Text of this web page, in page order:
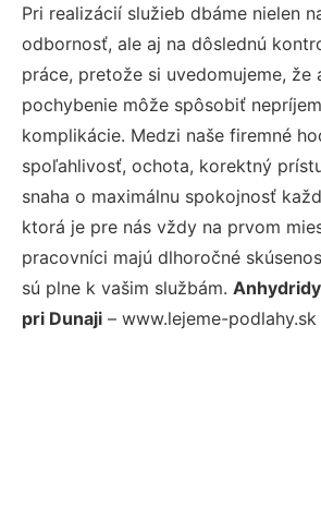
Pri realizácií služieb dbáme nielen
odbornosť, ale aj na dôslednú
práce, pretože si uvedomujeme, že
pochybenie môže spôsobiť
komplikácie. Medzi naše firemné
spoľahlivosť, ochota, korektný
snaha o maximálnu spokojnosť
ktorá je pre nás vždy na prvom
pracovníci majú dlhoročné
sú plne k vašim službám.
pri Dunaji – www.lejeme-